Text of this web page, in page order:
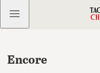
Kostenlos anmelden
Encore